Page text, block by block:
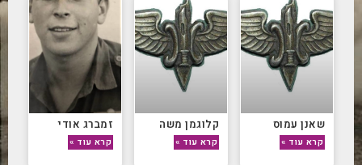
שאנן עמוס
קרא עוד »
קלוגמן משה
קרא עוד »
זמברג אודי
קרא עוד »